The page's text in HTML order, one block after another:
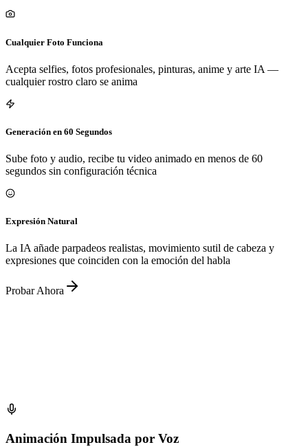
Cualquier Foto Funciona
Acepta selfies, fotos profesionales, pinturas, anime y arte IA —
cualquier rostro claro se anima
Generación en 60 Segundos
Sube foto y audio, recibe tu video animado en menos de 60
segundos sin configuración técnica
Expresión Natural
La IA añade parpadeos realistas, movimiento sutil de cabeza y
expresiones que coinciden con la emoción del habla
Probar Ahora
Animación Impulsada por Voz